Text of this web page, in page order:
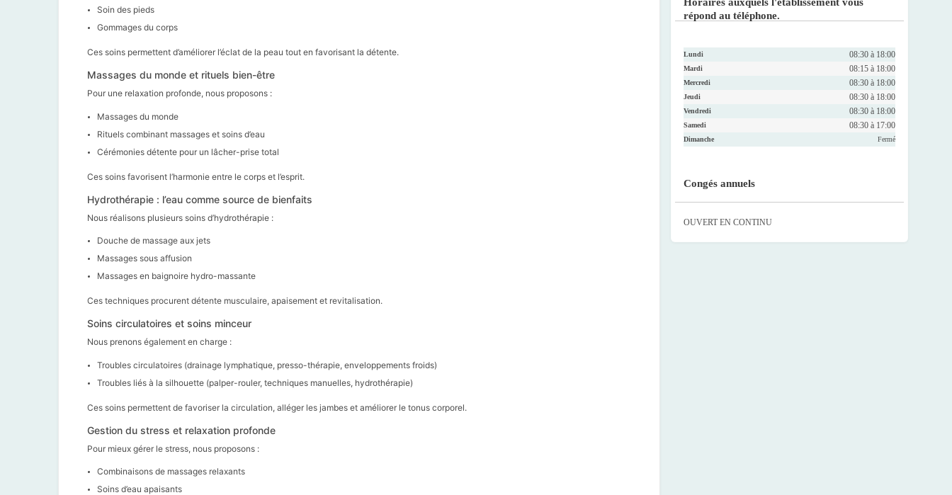
Soin des pieds
Gommages du corps
Ces soins permettent d’améliorer l’éclat de la peau tout en favorisant la détente.
Massages du monde et rituels bien-être
Pour une relaxation profonde, nous proposons :
Massages du monde
Rituels combinant massages et soins d’eau
Cérémonies détente pour un lâcher-prise total
Ces soins favorisent l’harmonie entre le corps et l’esprit.
Hydrothérapie : l’eau comme source de bienfaits
Nous réalisons plusieurs soins d’hydrothérapie :
Douche de massage aux jets
Massages sous affusion
Massages en baignoire hydro-massante
Ces techniques procurent détente musculaire, apaisement et revitalisation.
Soins circulatoires et soins minceur
Nous prenons également en charge :
Troubles circulatoires (drainage lymphatique, presso-thérapie, enveloppements froids)
Troubles liés à la silhouette (palper-rouler, techniques manuelles, hydrothérapie)
Ces soins permettent de favoriser la circulation, alléger les jambes et améliorer le tonus corporel.
Gestion du stress et relaxation profonde
Pour mieux gérer le stress, nous proposons :
Combinaisons de massages relaxants
Soins d’eau apaisants
Horaires auxquels l'établissement vous
répond au téléphone.
Lundi 08:30 à 18:00
Mardi 08:15 à 18:00
Mercredi 08:30 à 18:00
Jeudi 08:30 à 18:00
Vendredi 08:30 à 18:00
Samedi 08:30 à 17:00
Dimanche Fermé
Congés annuels
OUVERT EN CONTINU